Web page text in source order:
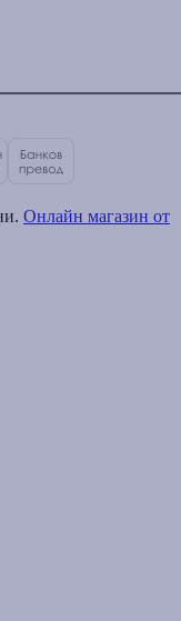
Онлайн магазин от